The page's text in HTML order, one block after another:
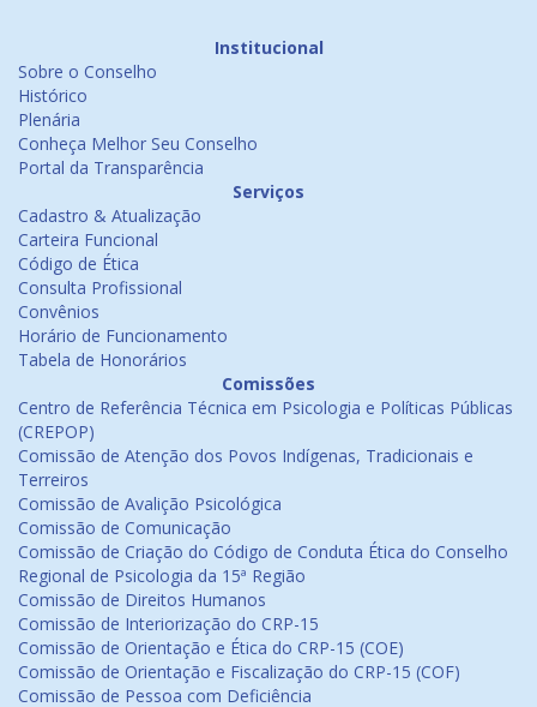
Institucional
Sobre o Conselho
Histórico
Plenária
Conheça Melhor Seu Conselho
Portal da Transparência
Serviços
Cadastro & Atualização
Carteira Funcional
Código de Ética
Consulta Profissional
Convênios
Horário de Funcionamento
Tabela de Honorários
Comissões
Centro de Referência Técnica em Psicologia e Políticas Públicas
(CREPOP)
Comissão de Atenção dos Povos Indígenas, Tradicionais e
Terreiros
Comissão de Avalição Psicológica
Comissão de Comunicação
Comissão de Criação do Código de Conduta Ética do Conselho
Regional de Psicologia da 15ª Região
Comissão de Direitos Humanos
Comissão de Interiorização do CRP-15
Comissão de Orientação e Ética do CRP-15 (COE)
Comissão de Orientação e Fiscalização do CRP-15 (COF)
Comissão de Pessoa com Deficiência